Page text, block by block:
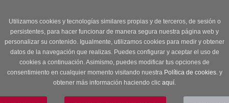
Utilizamos cookies y tecnologías similares propias y de terceros, de sesión o
persistentes, para hacer funcionar de manera segura nuestra página web y
personalizar su contenido. Igualmente, utilizamos cookies para medir y obtener
datos de la navegación que realizas. Puedes configurar y aceptar el uso de
cookies a continuación. Asimismo, puedes modificar tus opciones de
consentimiento en cualquier momento visitando nuestra Política de cookies.y
obtener más información haciendo clic aquí.
descuento en Sección OUTLET con código OUTLET20
Menú